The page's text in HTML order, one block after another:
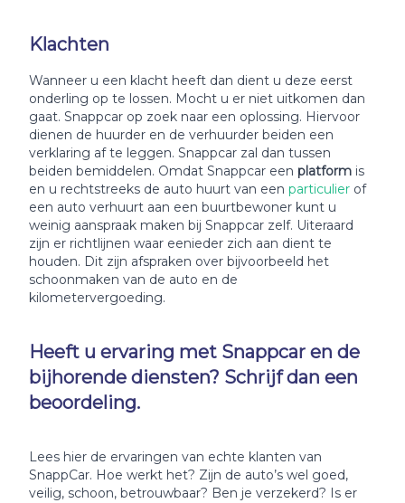
Klachten
Wanneer u een klacht heeft dan dient u deze eerst
onderling op te lossen. Mocht u er niet uitkomen dan
gaat. Snappcar op zoek naar een oplossing. Hiervoor
dienen de huurder en de verhuurder beiden een
verklaring af te leggen. Snappcar zal dan tussen
beiden bemiddelen. Omdat Snappcar een platform is
en u rechtstreeks de auto huurt van een particulier of
een auto verhuurt aan een buurtbewoner kunt u
weinig aanspraak maken bij Snappcar zelf. Uiteraard
zijn er richtlijnen waar eenieder zich aan dient te
houden. Dit zijn afspraken over bijvoorbeeld het
schoonmaken van de auto en de
kilometervergoeding.
Heeft u ervaring met Snappcar en de
bijhorende diensten? Schrijf dan een
beoordeling.
Lees hier de ervaringen van echte klanten van
SnappCar. Hoe werkt het? Zijn de auto’s wel goed,
veilig, schoon, betrouwbaar? Ben je verzekerd? Is er